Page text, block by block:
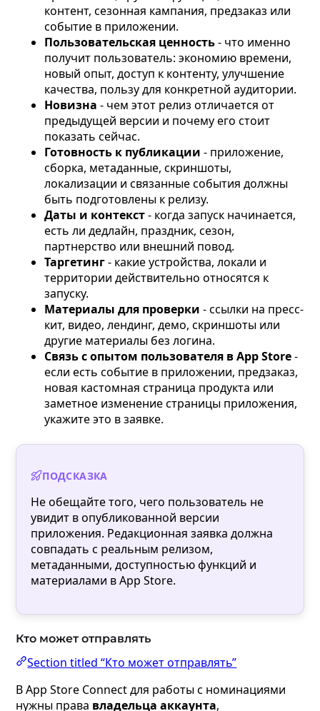
контент, сезонная кампания, предзаказ или
событие в приложении.
Пользовательская ценность- что именно
получит пользователь: экономию времени,
новый опыт, доступ к контенту, улучшение
качества, пользу для конкретной аудитории.
Новизна - чем этот релиз отличается от
предыдущей версии и почему его стоит
показать сейчас.
Готовность к публикации - приложение,
сборка, метаданные, скриншоты,
локализации и связанные события должны
быть подготовлены к релизу.
Даты и контекст- когда запуск начинается,
есть ли дедлайн, праздник, сезон,
партнерство или внешний повод.
Таргетинг- какие устройства, локали и
территории действительно относятся к
запуску.
Материалы для проверки - ссылки на пресс-
кит, видео, лендинг, демо, скриншоты или
другие материалы без логина.
Связь с опытом пользователя в App Store-
если есть событие в приложении, предзаказ,
новая кастомная страница продукта или
заметное изменение страницы приложения,
укажите это в заявке.
ПОДСКАЗКА
Не обещайте того, чего пользователь не
увидит в опубликованной версии
приложения. Редакционная заявка должна
совпадать с реальным релизом,
метаданными, доступностью функций и
материалами в App Store.
Кто может отправлять
Section titled “Кто может отправлять”
В App Store Connect для работы с номинациями
нужны права владельца аккаунта,